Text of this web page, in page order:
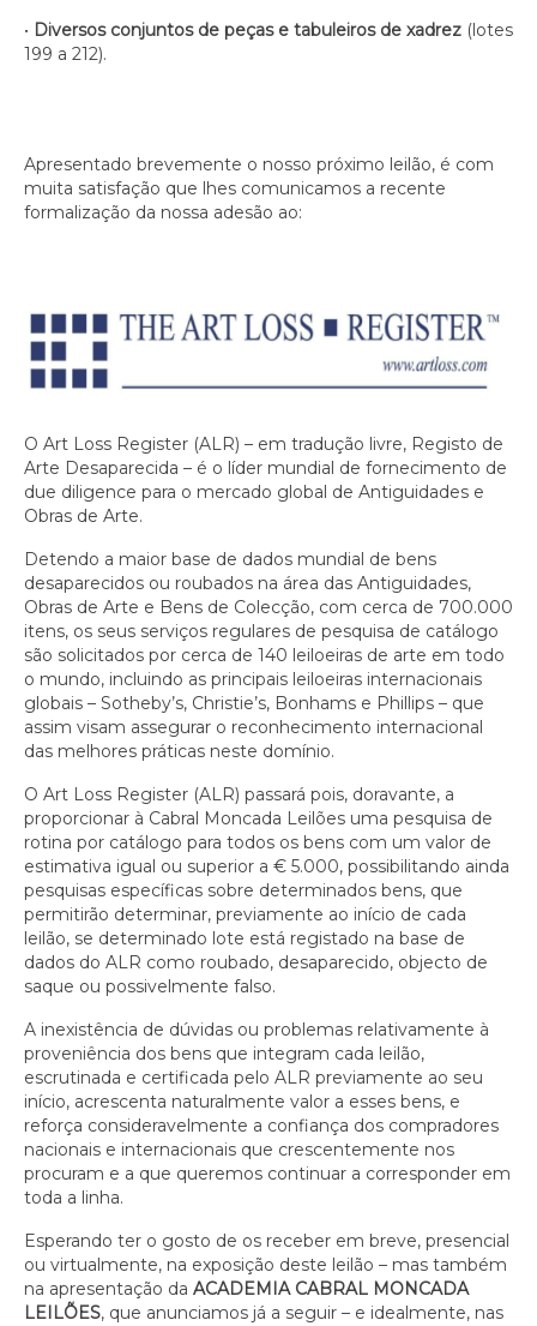
• Diversos conjuntos de peças e tabuleiros de xadrez (lotes
199 a 212).
Apresentado brevemente o nosso próximo leilão, é com
muita satisfação que lhes comunicamos a recente
formalização da nossa adesão ao:
O Art Loss Register (ALR) – em tradução livre, Registo de
Arte Desaparecida – é o líder mundial de fornecimento de
due diligence para o mercado global de Antiguidades e
Obras de Arte.
Detendo a maior base de dados mundial de bens
desaparecidos ou roubados na área das Antiguidades,
Obras de Arte e Bens de Colecção, com cerca de 700.000
itens, os seus serviços regulares de pesquisa de catálogo
são solicitados por cerca de 140 leiloeiras de arte em todo
o mundo, incluindo as principais leiloeiras internacionais
globais – Sotheby’s, Christie’s, Bonhams e Phillips – que
assim visam assegurar o reconhecimento internacional
das melhores práticas neste domínio.
O Art Loss Register (ALR) passará pois, doravante, a
proporcionar à Cabral Moncada Leilões uma pesquisa de
rotina por catálogo para todos os bens com um valor de
estimativa igual ou superior a € 5.000, possibilitando ainda
pesquisas específicas sobre determinados bens, que
permitirão determinar, previamente ao início de cada
leilão, se determinado lote está registado na base de
dados do ALR como roubado, desaparecido, objecto de
saque ou possivelmente falso.
A inexistência de dúvidas ou problemas relativamente à
proveniência dos bens que integram cada leilão,
escrutinada e certificada pelo ALR previamente ao seu
início, acrescenta naturalmente valor a esses bens, e
reforça consideravelmente a confiança dos compradores
nacionais e internacionais que crescentemente nos
procuram e a que queremos continuar a corresponder em
toda a linha.
Esperando ter o gosto de os receber em breve, presencial
ou virtualmente, na exposição deste leilão – mas também
na apresentação da ACADEMIA CABRAL MONCADA
LEILÕES, que anunciamos já a seguir – e idealmente, nas